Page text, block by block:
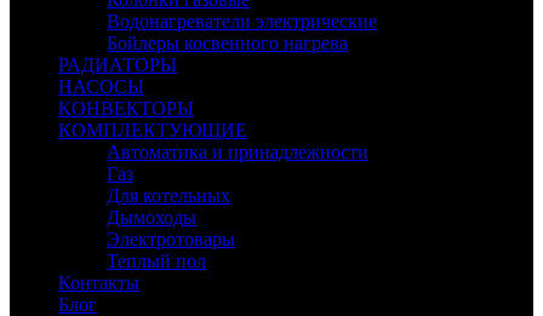
Водонагреватели электрические
Бойлеры косвенного нагрева
РАДИАТОРЫ
НАСОСЫ
КОНВЕКТОРЫ
КОМПЛЕКТУЮЩИЕ
Автоматика и принадлежности
Газ
Для котельных
Дымоходы
Электротовары
Теплый пол
Контакты
Блог